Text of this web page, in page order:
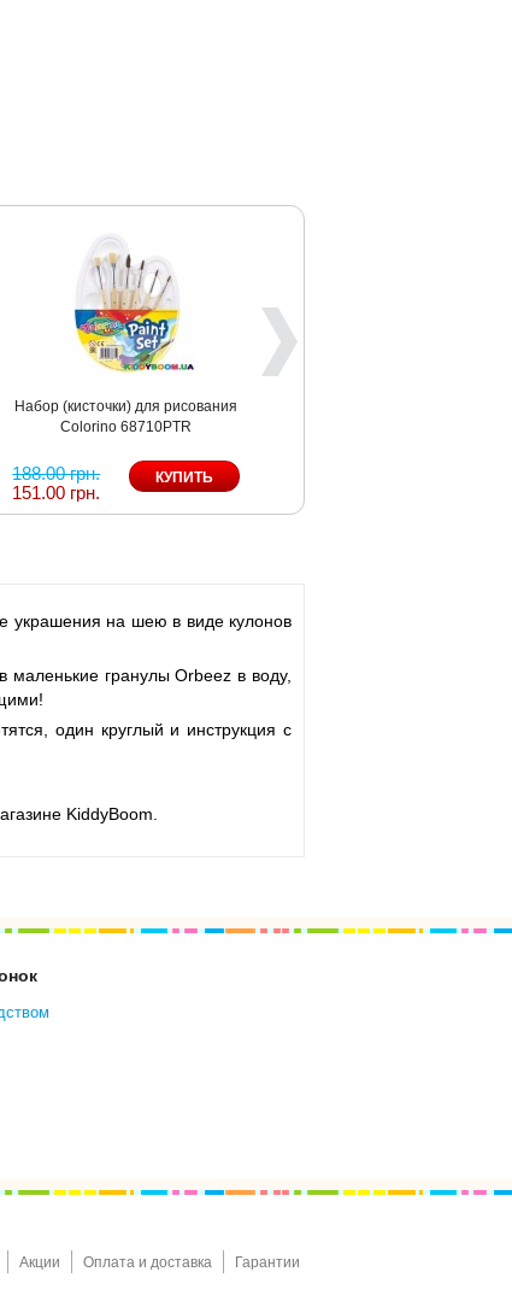
Набор (кисточки) для рисования
Colorino 68710PTR
188.00 грн.
151.00 грн.
украшения на шею в виде кулонов
гранулы Orbeez в воду,
один круглый и инструкция с
KiddyBoom.
Акции Оплата и доставка Гарантии